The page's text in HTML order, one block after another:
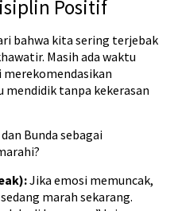
Positif
bahwa kita sering terjebak
Masih ada waktu
mendidik tanpa kekerasan
Bunda sebagai
Jika emosi memuncak,
marah sekarang.